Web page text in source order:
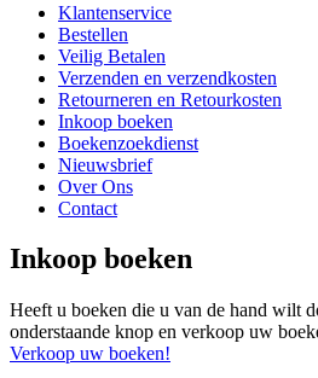
Klantenservice
Bestellen
Veilig Betalen
Verzenden en verzendkosten
Retourneren en Retourkosten
Inkoop boeken
Boekenzoekdienst
Nieuwsbrief
Over Ons
Contact
Inkoop boeken
Heeft u boeken die u van de hand wilt
onderstaande knop en verkoop uw
Verkoop uw boeken!